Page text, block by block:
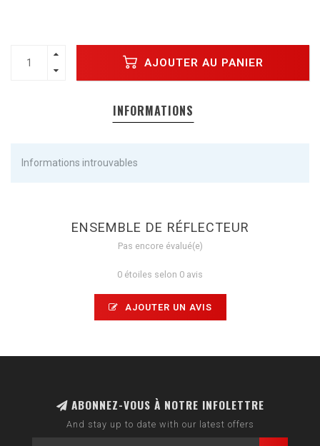
AJOUTER AU PANIER
INFORMATIONS
Informations introuvables
ENSEMBLE DE RÉFLECTEUR
Pas encore évalué(e)
0 étoiles selon 0 avis
AJOUTER UN AVIS
ABONNEZ-VOUS À NOTRE INFOLETTRE
And stay up to date with our latest offers